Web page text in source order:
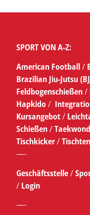
SPORT VON A-Z:
American Football/
Brazilian Jiu-Jutsu
Feldbogenschießen/
Hapkido/
Kursangebot/
Schießen/
Tischkicker/
—-
Geschäftsstelle/
/ Login
—-